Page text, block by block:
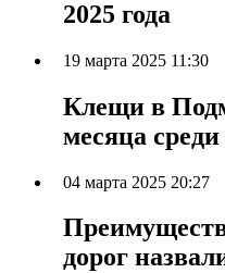
2025 года
19 марта 2025 11:30
Клещи в
месяца среди
04 марта 2025 20:27
дорог